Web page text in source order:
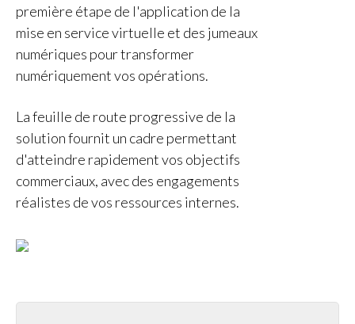
première étape de l'application de la
mise en service virtuelle et des jumeaux
numériques pour transformer
numériquement vos opérations.
La feuille de route progressive de la
solution fournit un cadre permettant
d'atteindre rapidement vos objectifs
commerciaux, avec des engagements
réalistes de vos ressources internes.